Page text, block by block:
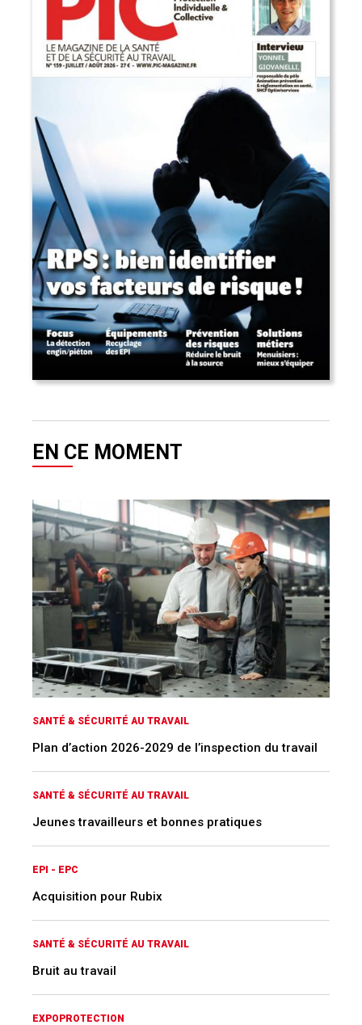
EN CE MOMENT
SANTÉ & SÉCURITÉ AU TRAVAIL
Plan d’action 2026-2029 de l’inspection du travail
SANTÉ & SÉCURITÉ AU TRAVAIL
Jeunes travailleurs et bonnes pratiques
EPI - EPC
Acquisition pour Rubix
SANTÉ & SÉCURITÉ AU TRAVAIL
Bruit au travail
EXPOPROTECTION